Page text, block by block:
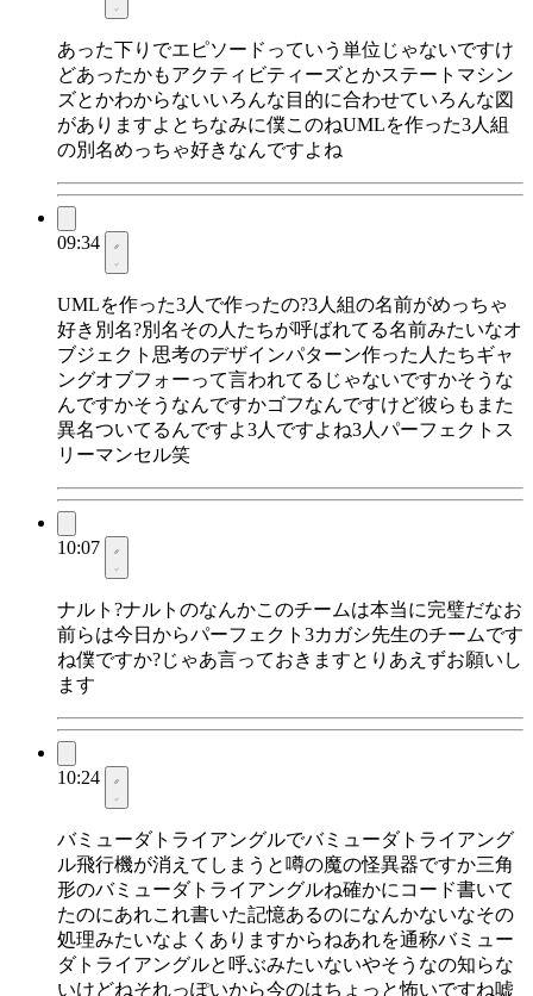
あった下りでエピソードっていう単位じゃないですけ
どあったかもアクティビティーズとかステートマシン
ズとかわからないいろんな目的に合わせていろんな図
がありますよとちなみに僕このねUMLを作った3人組
の別名めっちゃ好きなんですよね
09:34
UMLを作った3人で作ったの?3人組の名前がめっちゃ
好き別名?別名その人たちが呼ばれてる名前みたいなオ
ブジェクト思考のデザインパターン作った人たちギャ
ングオブフォーって言われてるじゃないですかそうな
んですかそうなんですかゴフなんですけど彼らもまた
異名ついてるんですよ3人ですよね3人パーフェクトス
リーマンセル笑
10:07
ナルト?ナルトのなんかこのチームは本当に完璧だなお
前らは今日からパーフェクト3カガシ先生のチームです
ね僕ですか?じゃあ言っておきますとりあえずお願いし
ます
10:24
バミューダトライアングルでバミューダトライアング
ル飛行機が消えてしまうと噂の魔の怪異器ですか三角
形のバミューダトライアングルね確かにコード書いて
たのにあれこれ書いた記憶あるのになんかないなその
処理みたいなよくありますからねあれを通称バミュー
ダトライアングルと呼ぶみたいないやそうなの知らな
いけどねそれっぽいから今のはちょっと怖いですね嘘